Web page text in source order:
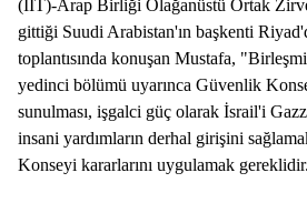
(İİT)-Arap Birliği Olağanüstü Ortak
gittiği Suudi Arabistan'ın başkenti
toplantısında konuşan Mustafa,
yedinci bölümü uyarınca Güvenlik
sunulması, işgalci güç olarak İsrail'i
insani yardımların derhal girişini
Konseyi kararlarını uygulamak